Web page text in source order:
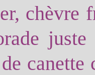
chèvre